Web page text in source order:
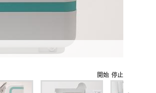
開始 停止